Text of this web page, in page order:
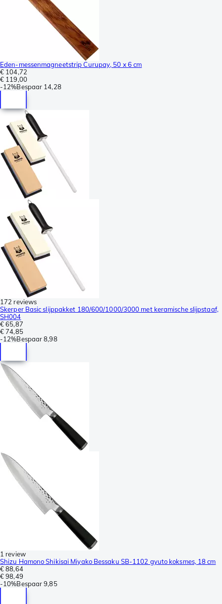
Eden-messenmagneetstrip Curupay, 50 x 6 cm
€ 104,72
€ 119,00
-12%Bespaar 14,28
172 reviews
Skerper Basic slijppakket 180/600/1000/3000 met keramische slijpstaaf,
SH004
€ 65,87
€ 74,85
-12%Bespaar 8,98
1 review
Shizu Hamono Shikisai Miyako Bessaku SB-1102 gyuto koksmes, 18 cm
€ 88,64
€ 98,49
-10%Bespaar 9,85